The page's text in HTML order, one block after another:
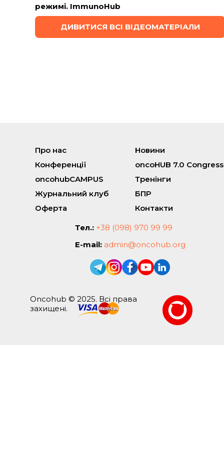
режимі. ImmunoHub
ДИВИТИСЯ ВСІ ВІДЕОМАТЕРІАЛИ
Про нас
Новини
Конференції
oncoHUB 7.0 Congress
oncohubCAMPUS
Тренінги
Журнальний клуб
БПР
Оферта
Контакти
Тел.: +38 (098) 970 99 99
E-mail: admin@oncohub.org
Oncohub © 2025. Всі права
захищені.